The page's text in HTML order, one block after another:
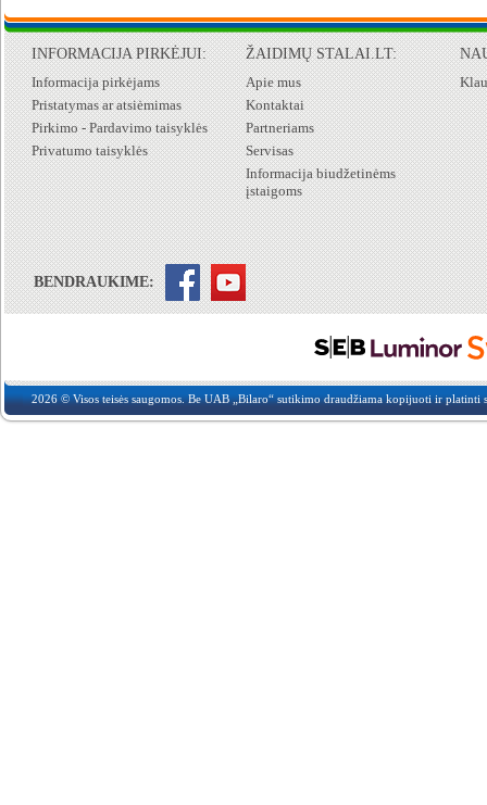
INFORMACIJA PIRKĖJUI:
Informacija pirkėjams
Pristatymas ar atsiėmimas
Pirkimo - Pardavimo taisyklės
Privatumo taisyklės
ŽAIDIMŲ STALAI.LT:
Apie mus
Kontaktai
Partneriams
Servisas
Informacija biudžetinėms
įstaigoms
BENDRAUKIME:
2026 © Visos teisės saugomos. Be UAB „Bilaro“ sutikimo draudžiama kopijuoti ir platinti